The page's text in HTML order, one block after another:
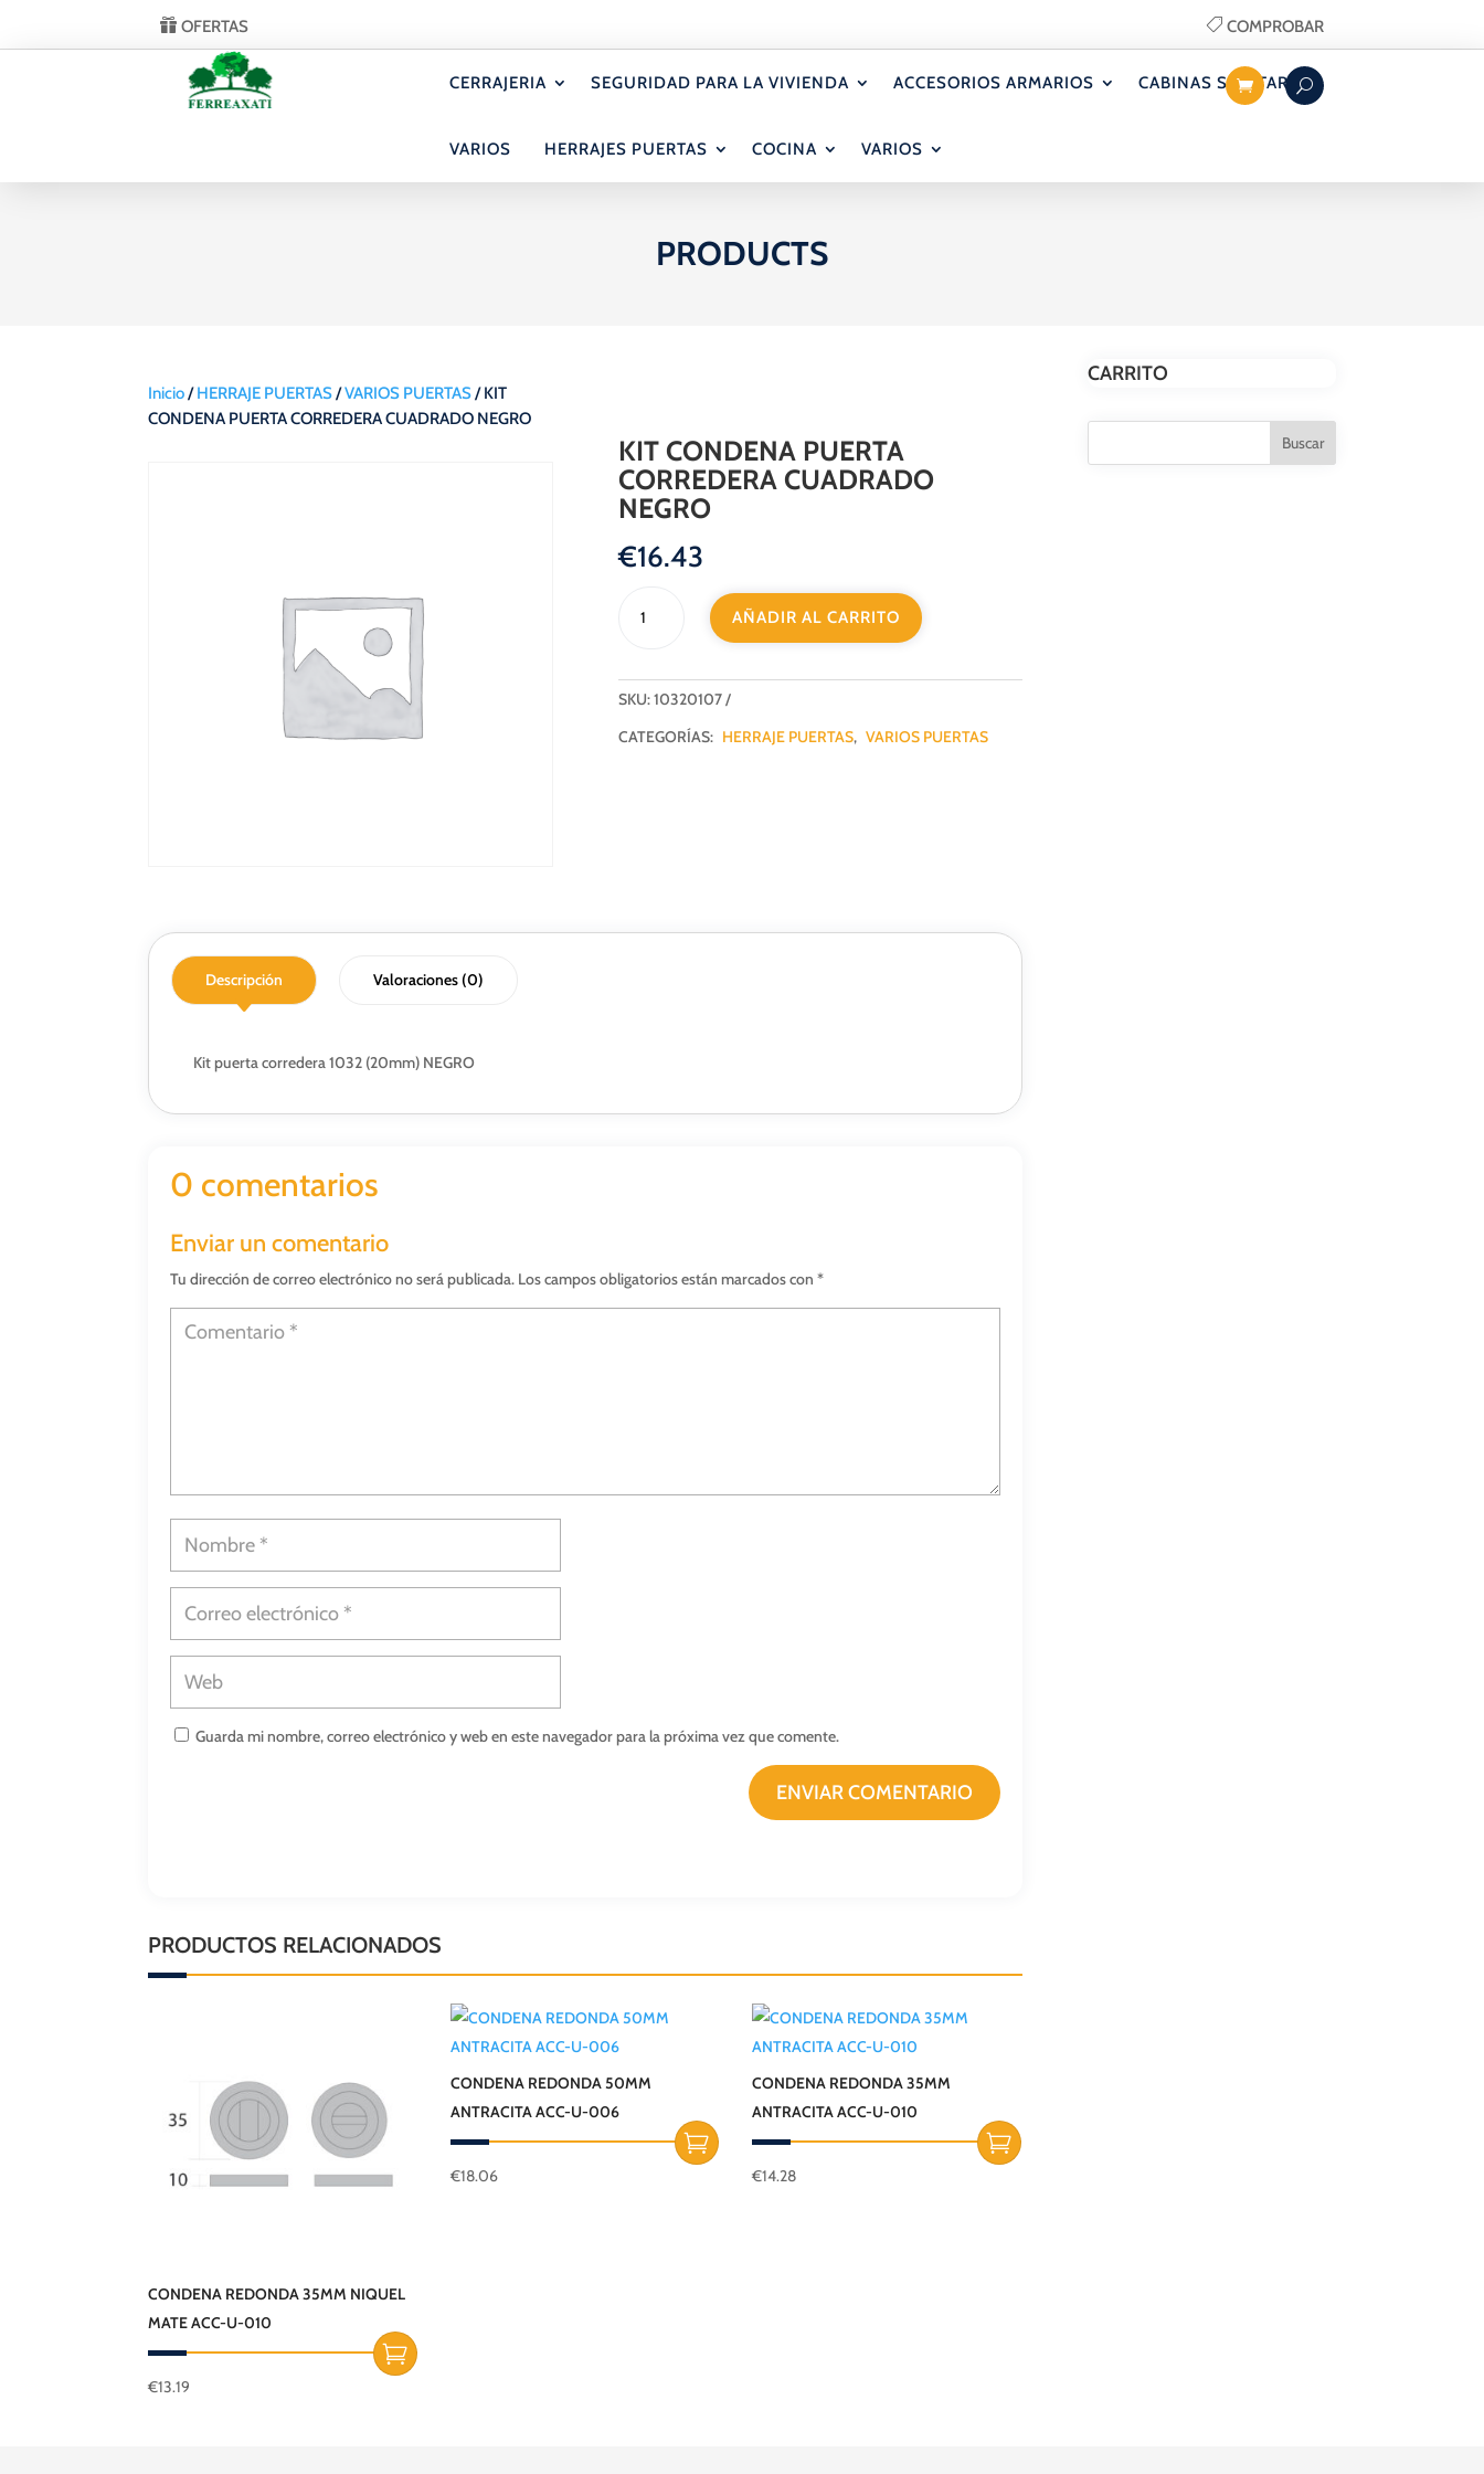
OFERTAS COMPROBAR
CERRAJERIA SEGURIDAD PARA LA VIVIENDA ACCESORIOS ARMARIOS CABINAS SANITARIAS
VARIOS HERRAJES PUERTAS COCINA VARIOS
PRODUCTS
Inicio/HERRAJE PUERTAS/VARIOS PUERTAS/ KIT
CONDENA PUERTA CORREDERA CUADRADO NEGRO
KIT CONDENA PUERTA
CORREDERA CUADRADO
NEGRO
€16.43
CONDENA
CUADRADO
cantidad
AÑADIR AL CARRITO
SKU:10320107
CATEGORÍAS: HERRAJE PUERTAS, VARIOS PUERTAS
Descripción Valoraciones (0)
Kit puerta corredera 1032 (20mm) NEGRO
0 comentarios
Enviar un comentario
Tu dirección de correo electrónico no será publicada. Los campos obligatorios están marcados con*
Guarda mi nombre, correo electrónico y web en este navegador para la próxima vez que comente.
ENVIAR COMENTARIO
PRODUCTOS RELACIONADOS
CONDENA REDONDA 35MM NIQUEL
MATE ACC-U-010
€13.19
CONDENA REDONDA 50MM
ANTRACITA ACC-U-006
€18.06
CONDENA REDONDA 35MM
ANTRACITA ACC-U-010
€14.28
CARRITO